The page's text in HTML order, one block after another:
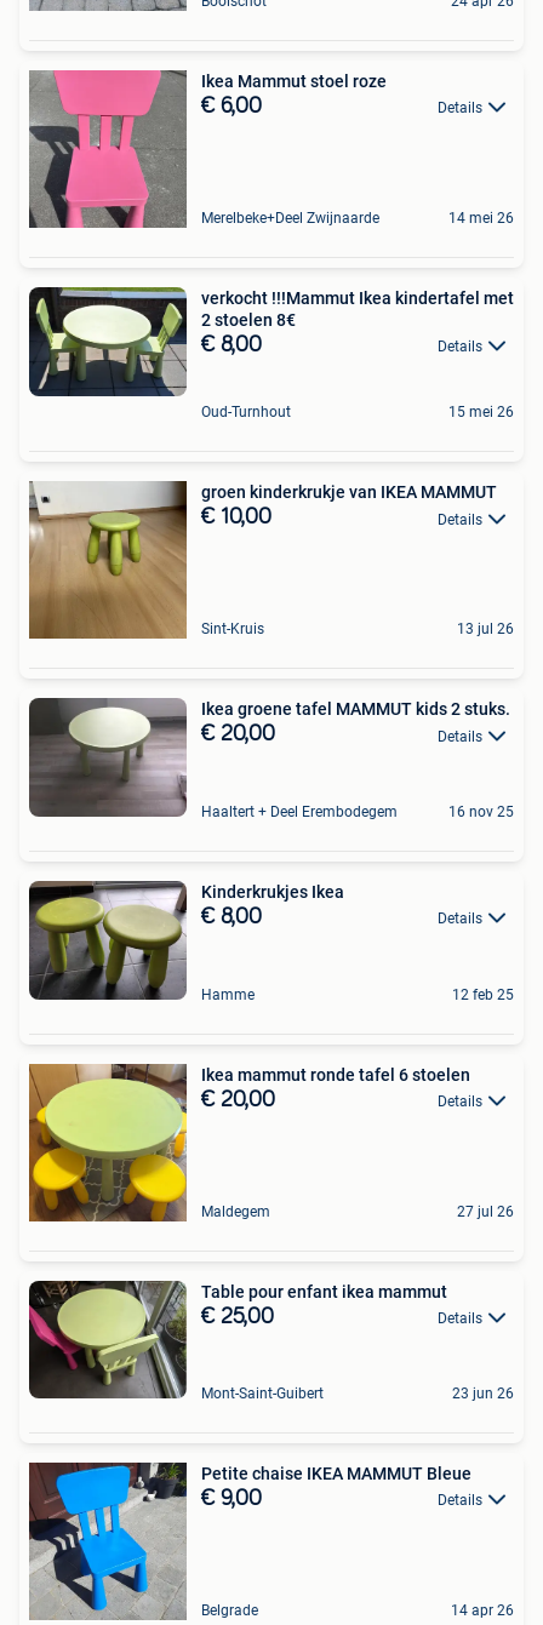
Ikea Mammut stoel roze
€ 6,00 Details
Merelbeke+Deel Zwijnaarde 14 mei 26
verkocht !!!Mammut Ikea kindertafel met
2 stoelen 8€
€ 8,00 Details
Oud-Turnhout 15 mei 26
groen kinderkrukje van IKEA MAMMUT
€ 10,00 Details
Sint-Kruis 13 jul 26
Ikea groene tafel MAMMUT kids 2 stuks.
€ 20,00 Details
Haaltert + Deel Erembodegem 16 nov 25
Kinderkrukjes Ikea
€ 8,00 Details
Hamme 12 feb 25
Ikea mammut ronde tafel 6 stoelen
€ 20,00 Details
Maldegem 27 jul 26
Table pour enfant ikea mammut
€ 25,00 Details
Mont-Saint-Guibert 23 jun 26
Petite chaise IKEA MAMMUT Bleue
€ 9,00 Details
Belgrade 14 apr 26